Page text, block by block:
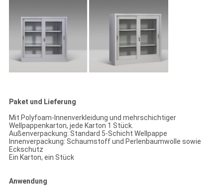
Paket und Lieferung
Mit Polyfoam-Innenverkleidung und mehrschichtiger
Wellpappenkarton, jede Karton 1 Stück.
Außenverpackung: Standard 5-Schicht Wellpappe
Innenverpackung: Schaumstoff und Perlenbaumwolle sowie
Eckschutz
Ein Karton, ein Stück
Anwendung